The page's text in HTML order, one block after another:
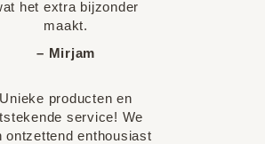
het extra bijzonder
maakt.
– Mirjam
Unieke producten en
service! We
ontzettend enthousiast